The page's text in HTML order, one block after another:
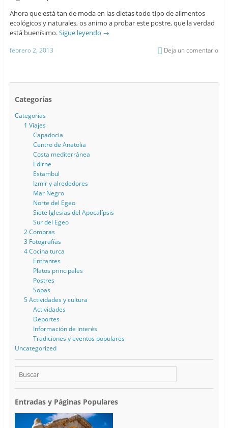
Ahora que está tan de moda en las dietas todo tipo de alimentos
ecológicos y naturales, os animo a probar este postre, que la verdad
está buenísimo.Sigue leyendo →
febrero 2, 2013 Deja un comentario
Categorías
Categorias
1 Viajes
Capadocia
Centro de Anatolia
Costa mediterránea
Edirne
Estambul
Izmir y alrededores
Mar Negro
Norte del Egeo
Siete Iglesias del Apocalípsis
Sur del Egeo
2 Compras
3 Fotografías
4 Cocina turca
Entrantes
Platos principales
Postres
Sopas
5 Actividades y cultura
Actividades
Deportes
Información de interés
Tradiciones y eventos populares
Uncategorized
Entradas y Páginas Populares